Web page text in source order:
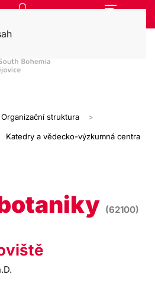
Organizační struktura
Katedry a vědecko-výzkumná centra
(62100)